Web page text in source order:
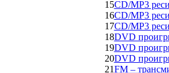
15CD/MP3
16CD/MP3
17CD/MP3
18DVD
19DVD
20DVD
21FM –